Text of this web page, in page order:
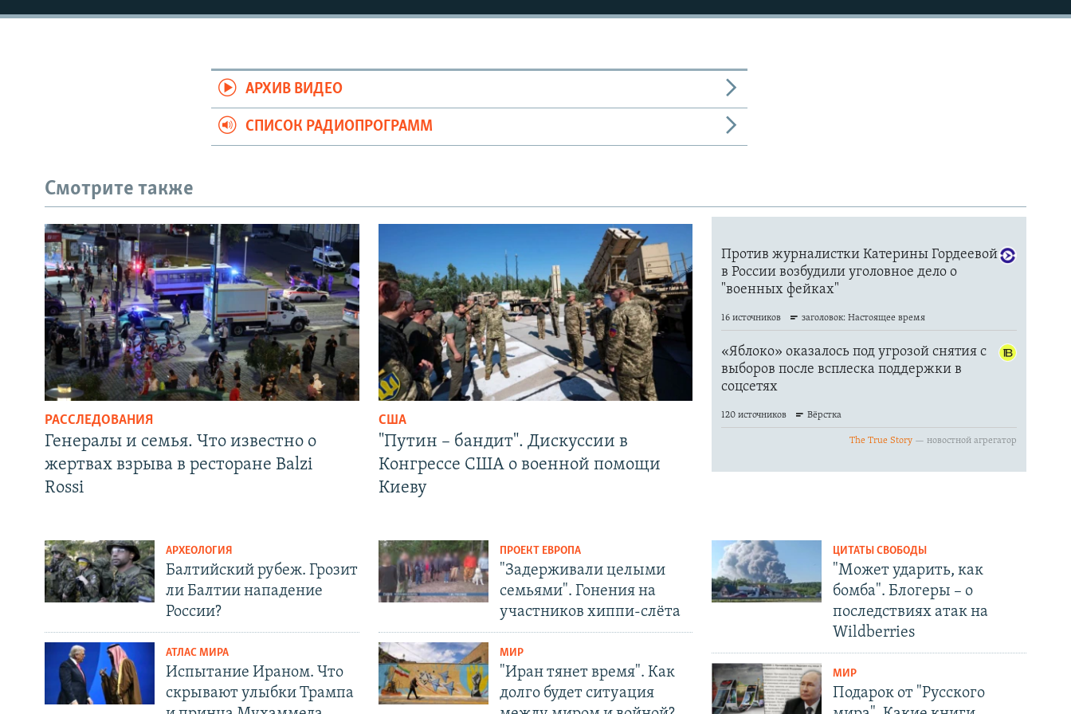
АРХИВ ВИДЕО
СПИСОК РАДИОПРОГРАММ
Смотрите также
РАССЛЕДОВАНИЯ
Генералы и семья. Что известно о
жертвах взрыва в ресторане Balzi
Rossi
США
"Путин – бандит". Дискуссии в
Конгрессе США о военной помощи
Киеву
АРХЕОЛОГИЯ
Балтийский рубеж. Грозит
ли Балтии нападение
России?
АТЛАС МИРА
Испытание Ираном. Что
скрывают улыбки Трампа
ПРОЕКТ ЕВРОПА
"Задерживали целыми
семьями". Гонения на
участников хиппи-слёта
МИР
"Иран тянет время". Как
долго будет ситуация
ЦИТАТЫ СВОБОДЫ
"Может ударить, как
бомба". Блогеры – о
последствиях атак на
Wildberries
МИР
Подарок от "Русского